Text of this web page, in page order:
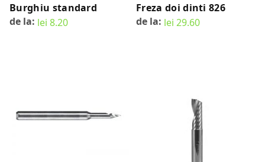
Burghiu standard
de la: lei 8.20
Freza doi dinti 826
de la: lei 29.60